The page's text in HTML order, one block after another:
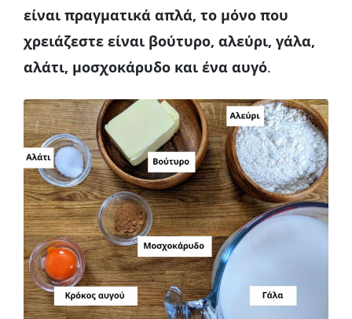
είναι πραγματικά απλά, το μόνο που
χρειάζεστε είναι βούτυρο, αλεύρι, γάλα,
αλάτι, μοσχοκάρυδο και ένα αυγό.